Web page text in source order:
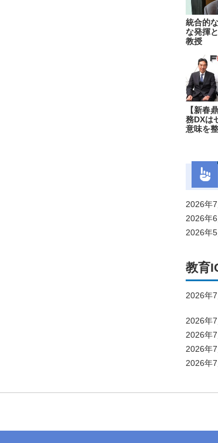
統合的
な発揮
教授
【新春
務DXは
意味を
2026年
2026年
2026年
教育
2026年
2026年
2026年
2026年
2026年